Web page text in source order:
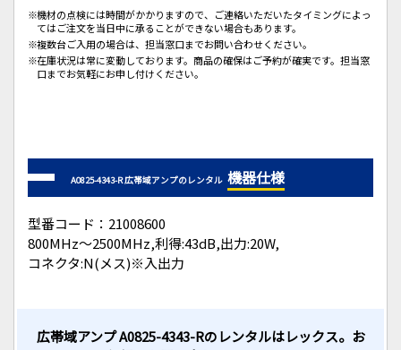
機材の点検には時間がかかりますので、ご連絡いただいたタイミングによっ
てはご注文を当日中に承ることができない場合もあります。
複数台ご入用の場合は、担当窓口までお問い合わせください。
在庫状況は常に変動しております。商品の確保はご予約が確実です。担当窓
口までお気軽にお申し付けください。
A0825-4343-R 広帯域アンプのレンタル 機器仕様
型番コード：21008600
800MHz～2500MHz,利得:43dB,出力:20W,
コネクタ:N(メス)※入出力
広帯域アンプ A0825-4343-Rのレンタルはレックス。お